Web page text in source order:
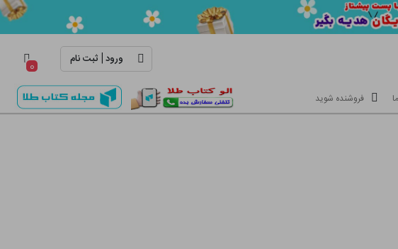
ورود| ثبت نام ۰
فروشنده شوید